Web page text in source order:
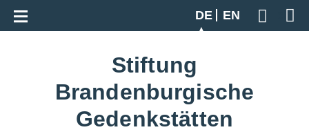
DE
EN
Geben
Zur Gesamtübersicht
Stiftung
Brandenburgische
Gedenkstätten